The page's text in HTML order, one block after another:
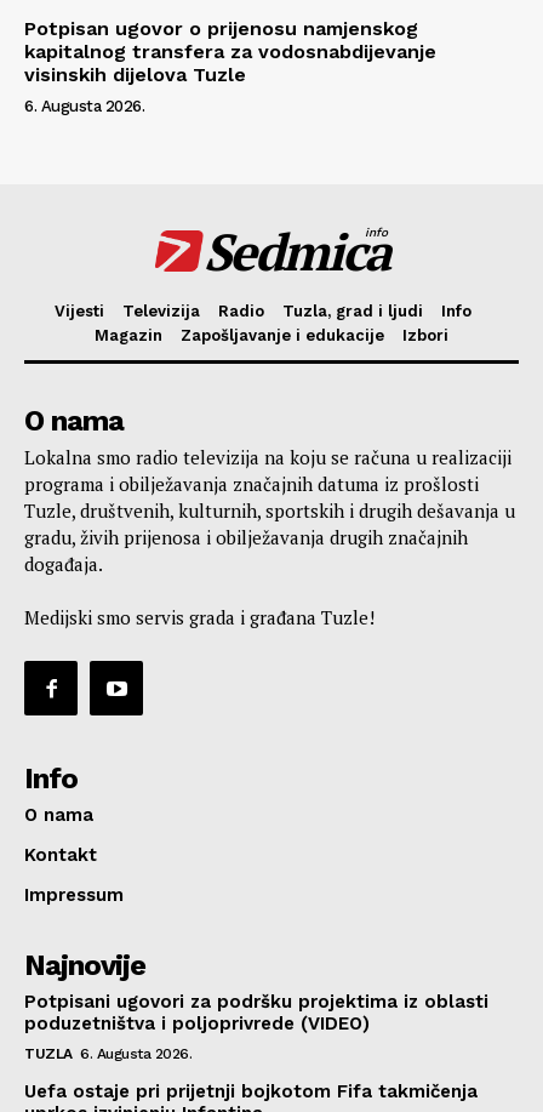
Potpisan ugovor o prijenosu namjenskog
kapitalnog transfera za vodosnabdijevanje
visinskih dijelova Tuzle
6. Augusta 2026.
Sedmica
info
Vijesti Televizija Radio Tuzla, grad i ljudi
Info
Magazin
Zapošljavanje i edukacije Izbori
O nama
Lokalna smo radio televizija na koju se računa u realizaciji
programa i obilježavanja značajnih datuma iz prošlosti
Tuzle, društvenih, kulturnih, sportskih i drugih dešavanja u
gradu, živih prijenosa i obilježavanja drugih značajnih
događaja.
Medijski smo servis grada i građana Tuzle!
Info
O nama
Kontakt
Impressum
Najnovije
Potpisani ugovori za podršku projektima iz oblasti
poduzetništva i poljoprivrede (VIDEO)
TUZLA 6. Augusta 2026.
Uefa ostaje pri prijetnji bojkotom Fifa takmičenja